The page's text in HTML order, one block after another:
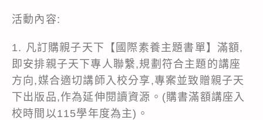
活動內容:
1. 凡訂購親子天下【國際素養主題書單】滿額,
即安排親子天下專人聯繫,規劃符合主題的講座
方向,媒合適切講師入校分享,專案並致贈親子天
下出版品,作為延伸閱讀資源。(購書滿額講座入
校時間以115學年度為主)。